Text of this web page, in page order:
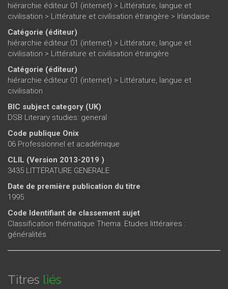
hiérarchie éditeur 01 (internet) > Littérature, langue et
civilisation > Littérature et civilisation étrangère > Irlandaise
Catégorie (éditeur)
hiérarchie éditeur 01 (internet) > Littérature, langue et
civilisation > Littérature et civilisation étrangère
Catégorie (éditeur)
hiérarchie éditeur 01 (internet) > Littérature, langue et
civilisation
BIC subject category (UK)
DSB Literary studies: general
Code publique Onix
06 Professionnel et académique
CLIL (Version 2013-2019 )
3435 LITTÉRATURE GENERALE
Date de première publication du titre
1995
Code Identifiant de classement sujet
Classification thématique Thema: Etudes littéraires :
généralités
Titres liés